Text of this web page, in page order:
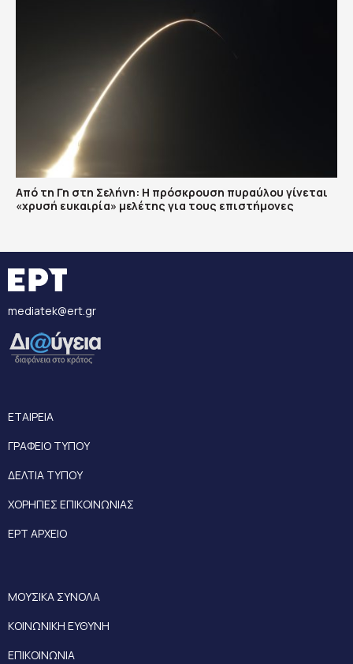
Από τη Γη στη Σελήνη: Η πρόσκρουση πυραύλου γίνεται
«χρυσή ευκαιρία» μελέτης για τους επιστήμονες
mediatek@ert.gr
ΕΤΑΙΡΕΙΑ
ΓΡΑΦΕΙΟ ΤΥΠΟΥ
ΔΕΛΤΙΑ ΤΥΠΟΥ
ΧΟΡΗΓΙΕΣ ΕΠΙΚΟΙΝΩΝΙΑΣ
ΕΡΤ ΑΡΧΕΙΟ
ΜΟΥΣΙΚΑ ΣΥΝΟΛΑ
ΚΟΙΝΩΝΙΚΗ ΕΥΘΥΝΗ
ΕΠΙΚΟΙΝΩΝΙΑ